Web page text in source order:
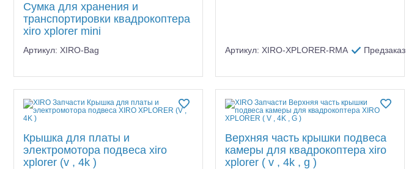
Конструкторы
Аппаратура и электроника
Зарядные устройства и блоки
питания
Технические жидкости
Сумка для хранения и
транспортировки квадрокоптера
xiro xplorer mini
Артикул: XIRO-Bag Артикул: XIRO-XPLORER-RMA Предзаказ
Крышка для платы и
электромотора подвеса xiro
xplorer (v , 4k )
Верхняя часть крышки подвеса
камеры для квадрокоптера xiro
xplorer ( v , 4k , g )